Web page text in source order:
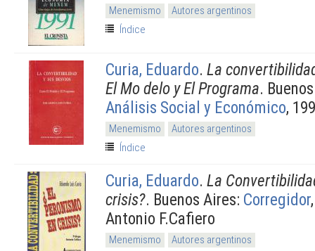
Menemismo
Autores argentinos
Índice
Curia, Eduardo. La
El Mo delo y El Programa.
Análisis Social y Económico,
Menemismo
Autores argentinos
Índice
Curia, Eduardo. La
crisis?. Buenos Aires: Corregidor
Antonio F.Cafiero
Menemismo
Autores argentinos